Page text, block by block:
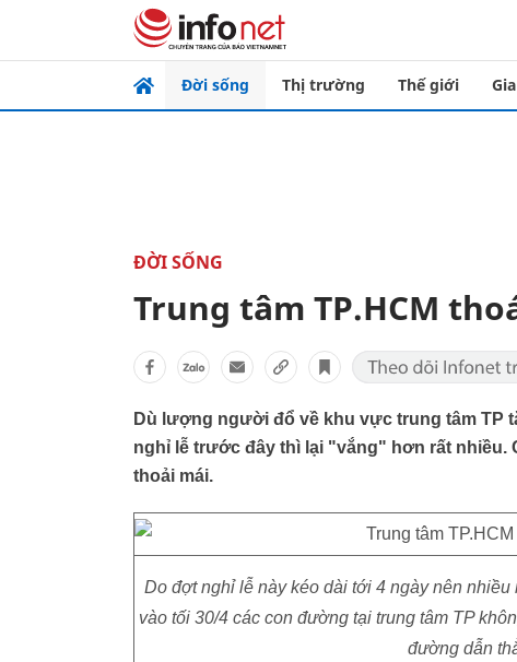
Đời sống Thị trường Thế giới
ĐỜI SỐNG
Trung tâm TP.HCM
Dù lượng người đổ về khu vực trung tâm TP
nghỉ lễ trước đây thì lại "vắng" hơn rất nhiều.
thoải mái.
Do đợt nghỉ lễ này kéo dài tới 4 ngày nên
vào tối 30/4 các con đường tại trung tâm TP
đường dẫn